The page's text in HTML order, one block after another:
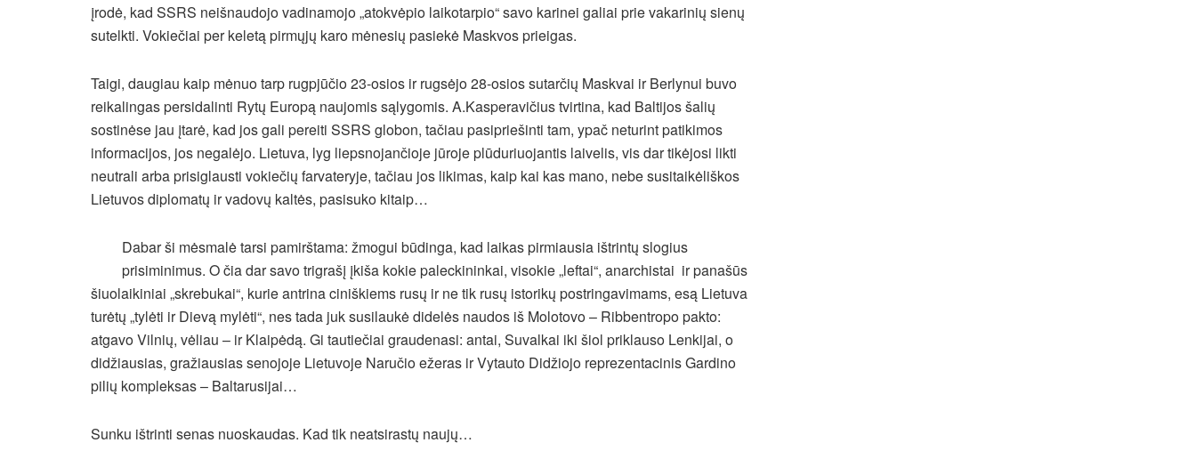
įrodė, kad SSRS neišnaudojo vadinamojo „atokvėpio laikotarpio“ savo karinei galiai prie vakarinių sienų
sutelkti. Vokiečiai per keletą pirmųjų karo mėnesių pasiekė Maskvos prieigas.
Taigi, daugiau kaip mėnuo tarp rugpjūčio 23-osios ir rugsėjo 28-osios sutarčių Maskvai ir Berlynui buvo
reikalingas persidalinti Rytų Europą naujomis sąlygomis. A.Kasperavičius tvirtina, kad Baltijos šalių
sostinėse jau įtarė, kad jos gali pereiti SSRS globon, tačiau pasipriešinti tam, ypač neturint patikimos
informacijos, jos negalėjo. Lietuva, lyg liepsnojančioje jūroje plūduriuojantis laivelis, vis dar tikėjosi likti
neutrali arba prisiglausti vokiečių farvateryje, tačiau jos likimas, kaip kai kas mano, nebe susitaikėliškos
Lietuvos diplomatų ir vadovų kaltės, pasisuko kitaip…
Dabar ši mėsmalė tarsi pamirštama: žmogui būdinga, kad laikas pirmiausia ištrintų slogius
prisiminimus. O čia dar savo trigrašį įkiša kokie paleckininkai, visokie „leftai“, anarchistai ir panašūs
šiuolaikiniai „skrebukai“, kurie antrina ciniškiems rusų ir ne tik rusų istorikų postringavimams, esą Lietuva
turėtų „tylėti ir Dievą mylėti“, nes tada juk susilaukė didelės naudos iš Molotovo – Ribbentropo pakto:
atgavo Vilnių, vėliau – ir Klaipėdą. Gi tautiečiai graudenasi: antai, Suvalkai iki šiol priklauso Lenkijai, o
didžiausias, gražiausias senojoje Lietuvoje Naručio ežeras ir Vytauto Didžiojo reprezentacinis Gardino
pilių kompleksas – Baltarusijai…
Sunku ištrinti senas nuoskaudas. Kad tik neatsirastų naujų…